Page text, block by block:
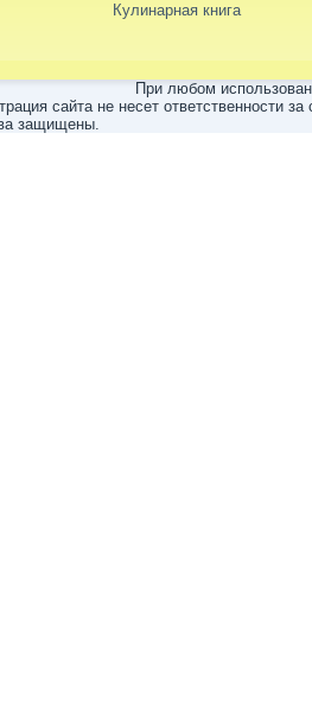
Кулинарная книга
При любом
сайта не несет ответственности
защищены.